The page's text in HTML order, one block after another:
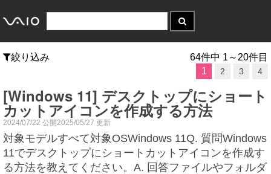
絞り込み
64件中 1～20件目
1
2 3 4
[Windows 11] デスクトップにショート
カットアイコンを作成する方法
2024/07/22 公開2025/05/27 更新
対象モデルすべて対象OSWindows 11Q. 質問Windows
11でデスクトップにショートカットアイコンを作成す
る方法を教えてください。A. 回答ファイルやフォルダ